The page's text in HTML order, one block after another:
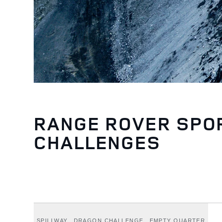
RANGE ROVER
CHALLENGES
SPILLWAY DRAGON CHALLENGE EMPTY QUARTER